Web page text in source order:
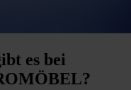
es bei